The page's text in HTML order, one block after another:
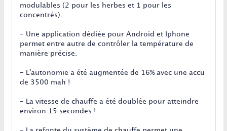
modulables (2 pour les herbes et 1 pour les
concentrés).
- Une application dédiée pour Android et Iphone
permet entre autre de contrôler la température de
manière précise.
- L'autonomie a été augmentée de 16% avec une accu
de 3500 mah !
- La vitesse de chauffe a été doublée pour atteindre
environ 15 secondes !